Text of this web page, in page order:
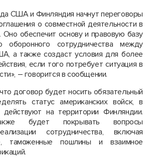
США и Финляндия начнут переговоры
о совместной деятельности в
обеспечит основу и правовую базу
оборонного сотрудничества между
а также создаст условия для более
если того потребует ситуация в
– говорится в сообщении.
договор будет носить обязательный
статус американских войск, в
на территории Финляндии.
будет покрывать вопросы
сотрудничества, включая
таможенные пошлины и взаимное